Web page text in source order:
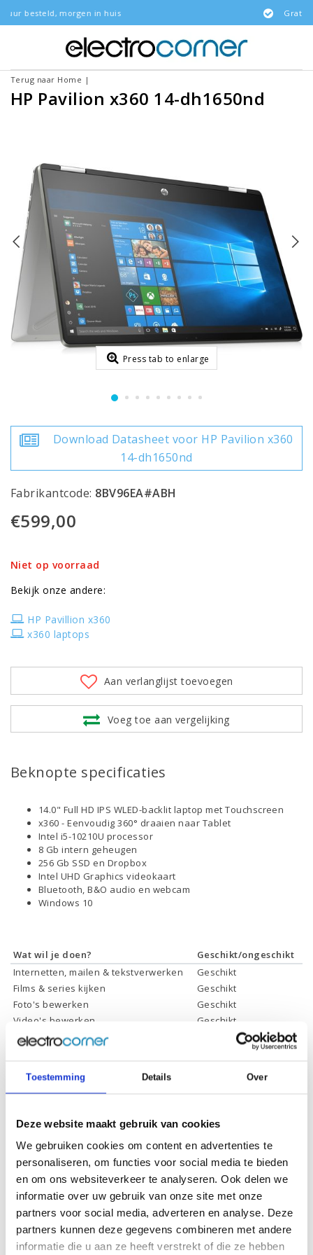
Toestemming Details Over
Deze website maakt gebruik van cookies
We gebruiken cookies om content en advertenties te
personaliseren, om functies voor social media te bieden
en om ons websiteverkeer te analyseren. Ook delen we
informatie over uw gebruik van onze site met onze
partners voor social media, adverteren en analyse. Deze
partners kunnen deze gegevens combineren met andere
informatie die u aan ze heeft verstrekt of die ze hebben
in huis
Terug naar Home |
HP Pavilion x360 14-dh1650nd
Press tab to enlarge
Download Datasheet voor HP Pavilion x360
14-dh1650nd
Fabrikantcode: 8BV96EA#ABH
€599,00
Niet op voorraad
Bekijk onze andere:
HP Pavillion x360
x360 laptops
Aan verlanglijst toevoegen
Voeg toe aan vergelijking
Beknopte specificaties
14.0" Full HD IPS WLED-backlit laptop met Touchscreen
x360 - Eenvoudig 360° draaien naar Tablet
Intel i5-10210U processor
8 Gb intern geheugen
256 Gb SSD en Dropbox
Intel UHD Graphics videokaart
Bluetooth, B&O audio en webcam
Windows 10
Wat wil je doen?
Geschikt/ongeschikt
Internetten, mailen & tekstverwerken
Geschikt
Films & series kijken
Geschikt
Foto's bewerken
Geschikt
Video's bewerken
Geschikt
Gamen
Geschikt *
Specificaties
Schermdiagonaal:
14.0 inch (35,6 cm)
Scherm resolutie:
1920 x 1080 (Full HD)
Touchscreen:
Scherm reflectie:
Niet ontspiegeld